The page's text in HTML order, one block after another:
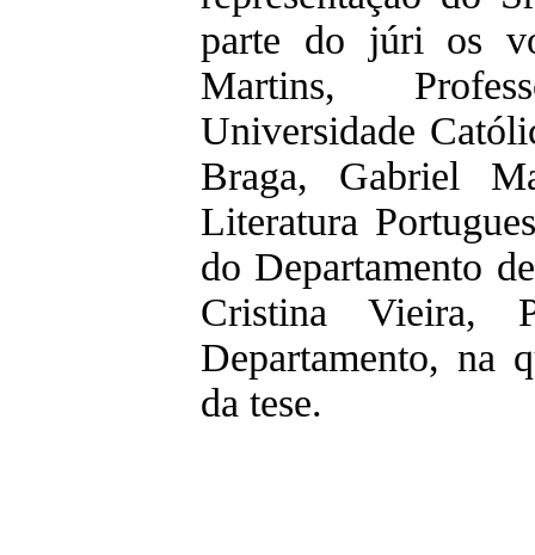
parte do júri os
Martins,
Universidade
Braga, Gabriel
Literatura
do Departamento
Cristina Vieira,
Departamento, na
da tese.